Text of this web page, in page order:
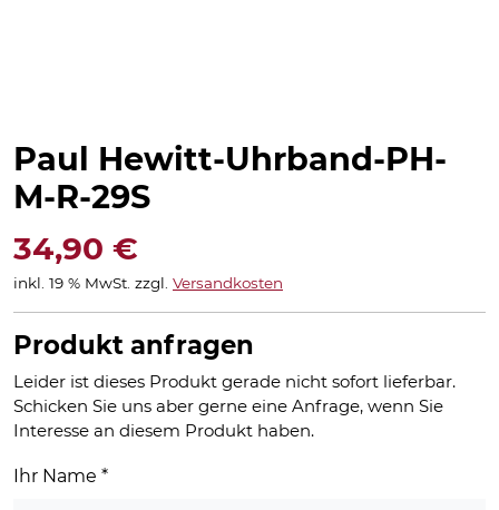
Paul Hewitt-Uhrband-PH-
M-R-29S
34,90 €
inkl. 19 % MwSt. zzgl. Versandkosten
Produkt anfragen
Leider ist dieses Produkt gerade nicht sofort lieferbar.
Schicken Sie uns aber gerne eine Anfrage, wenn Sie
Interesse an diesem Produkt haben.
Ihr Name *